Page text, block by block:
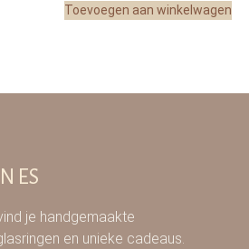
Toevoegen aan winkelwagen
ES
je handgemaakte
en unieke cadeaus.